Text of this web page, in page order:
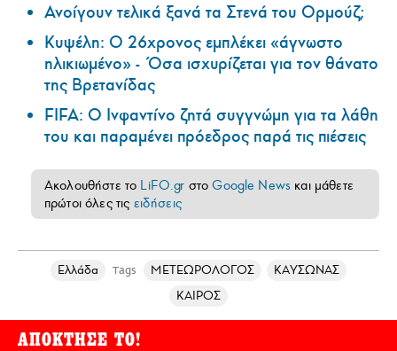
Ανοίγουν τελικά ξανά τα Στενά του Ορμούζ;
Κυψέλη: Ο 26χρονος εμπλέκει «άγνωστο
ηλικιωμένο» - Όσα ισχυρίζεται για τον θάνατο
της Βρετανίδας
FIFA: Ο Ινφαντίνο ζητά συγγνώμη για τα λάθη
του και παραμένει πρόεδρος παρά τις πιέσεις
Ακολουθήστε το LiFO.gr στοGoogle News και μάθετε
πρώτοι όλες τις ειδήσεις
Ελλάδα Tags ΜΕΤΕΩΡΟΛΟΓΟΣ
ΚΑΥΣΩΝΑΣ
ΚΑΙΡΟΣ
ΑΠΟΚΤΗΣΕ ΤΟ!